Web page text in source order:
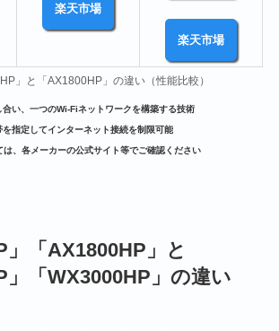
楽天市場
楽天市場
」と「AX1800HP」の違い（性能比較）
い、一つのWi-Fiネットワークを構築する技術
指定してインターネット接続を制限可能
、各メーカーの公式サイト等でご確認ください
」「AX1800HP」と
」「WX3000HP」の違い